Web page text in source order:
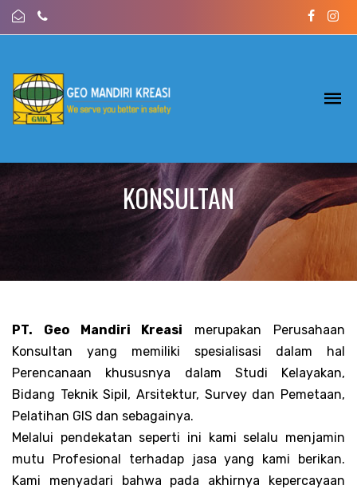
KONSULTAN
PT. Geo Mandiri Kreasi merupakan Perusahaan
Konsultan yang memiliki spesialisasi dalam hal
Perencanaan khususnya dalam Studi Kelayakan,
Bidang Teknik Sipil, Arsitektur, Survey dan Pemetaan,
Pelatihan GIS dan sebagainya.
Melalui pendekatan seperti ini kami selalu menjamin
mutu Profesional terhadap jasa yang kami berikan.
Kami menyadari bahwa pada akhirnya kepercayaan